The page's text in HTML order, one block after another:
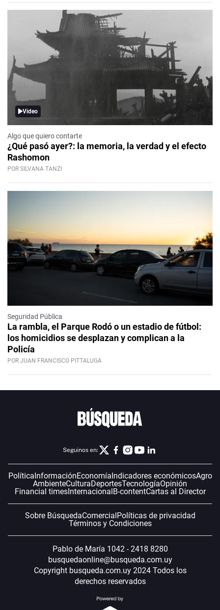
Video
Algo que quiero contarte
¿Qué pasó ayer?: la memoria, la verdad y el efecto
Rashomon
POR SILVANA TANZI
Seguridad Pública
La rambla, el Parque Rodó o un estadio de fútbol:
los homicidios se desplazan y complican a la
Policía
POR JUAN FRANCISCO PITTALUGA
Seguinos en:
Política InformaciónEconomía Indicadores económicosAgro
AmbienteCulturaDeportesTecnologíaOpinión
Financial timesInternacional B-contentCartas al Director
Sobre BúsquedaComercial Políticas de privacidad
Términos y Condiciones
Pablo de María 1042 - 2418 8280
busquedaonline@busqueda.com.uy
Copyright busqueda.com.uy 2024 Todos los
derechos reservados